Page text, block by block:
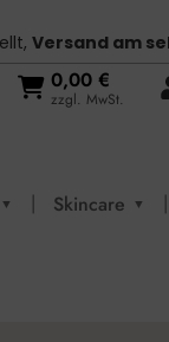
Versand am
0,00 €
zzgl. MwSt.
▼ | Skincare ▼ |